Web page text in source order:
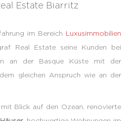
Estate Biarritz
im Bereich Luxusimmobilien
Real Estate seine Kunden bei
an der Basque Küste mit der
gleichen Anspruch wie an der
mit Blick auf den Ozean, renovierte